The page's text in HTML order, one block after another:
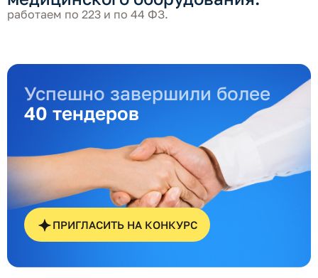
работаем по 223 и по 44 ФЗ.
Успешно завершили более
40 тендеров
ПРИГЛАСИТЬ НА КОНКУРС